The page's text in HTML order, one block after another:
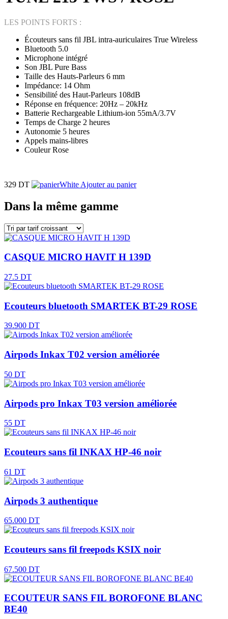
LES POINTS FORTS :
Écouteurs sans fil JBL intra-auriculaires True Wireless
Bluetooth 5.0
Microphone intégré
Son JBL Pure Bass
Taille des Hauts-Parleurs 6 mm
Impédance: 14 Ohm
Sensibilité des Haut-Parleurs 108dB
Réponse en fréquence: 20Hz – 20kHz
Batterie Rechargeable Lithium-ion 55mA/3.7V
Temps de Charge 2 heures
Autonomie 5 heures
Appels mains-libres
Couleur Rose
329 DT Ajouter au panier
Dans la même gamme
CASQUE MICRO HAVIT H 139D
27.5 DT
Ecouteurs bluetooth SMARTEK BT-29 ROSE
39.900 DT
Airpods Inkax T02 version améliorée
50 DT
Airpods pro Inkax T03 version améliorée
55 DT
Ecouteurs sans fil INKAX HP-46 noir
61 DT
Airpods 3 authentique
65.000 DT
Ecouteurs sans fil freepods KSIX noir
67.500 DT
ECOUTEUR SANS FIL BOROFONE BLANC
BE40